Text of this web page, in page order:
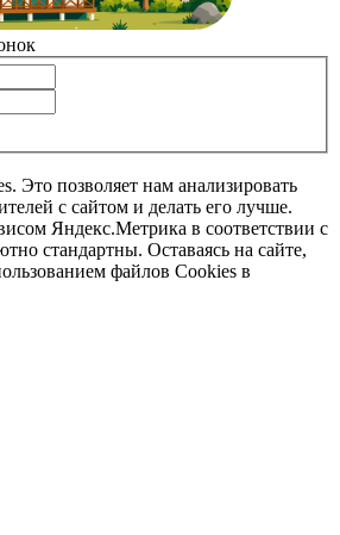
Это позволяет нам анализировать
с сайтом и делать его лучше.
Яндекс.Метрика в соответствии с
стандартны. Оставаясь на сайте,
файлов Cookies в